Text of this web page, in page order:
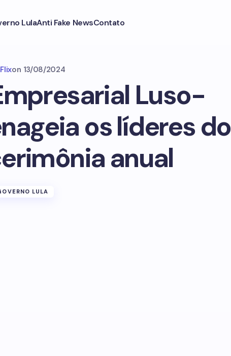
LulaAnti Fake NewsContato
on 13/08/2024
Luso-
os líderes do
anual
LULA